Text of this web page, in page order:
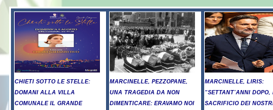
CHIETI SOTTO LE STELLE:
DOMANI ALLA VILLA
COMUNALE IL GRANDE
MARCINELLE, PEZZOPANE,
UNA TRAGEDIA DA NON
DIMENTICARE: ERAVAMO NOI
MARCINELLE, LIRIS:
“SETTANT’ANNI DOPO,
SACRIFICIO DEI